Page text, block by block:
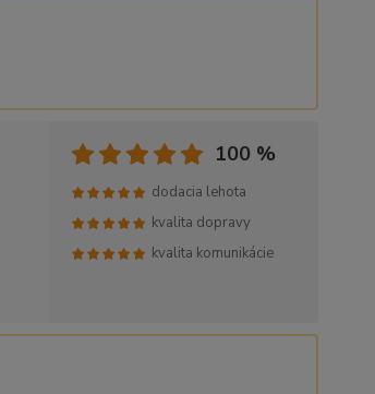
100 %
dodacia lehota
kvalita dopravy
kvalita komunikácie